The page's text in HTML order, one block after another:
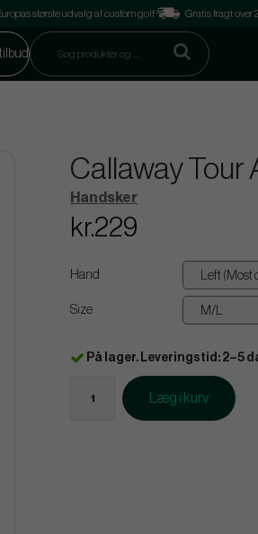
største udvalg af custom golf Gratis fragt over
Callaway Tour
Handsker
kr.229
Hand
Size
På lager. Leveringstid: 2–5
Læg i kurv